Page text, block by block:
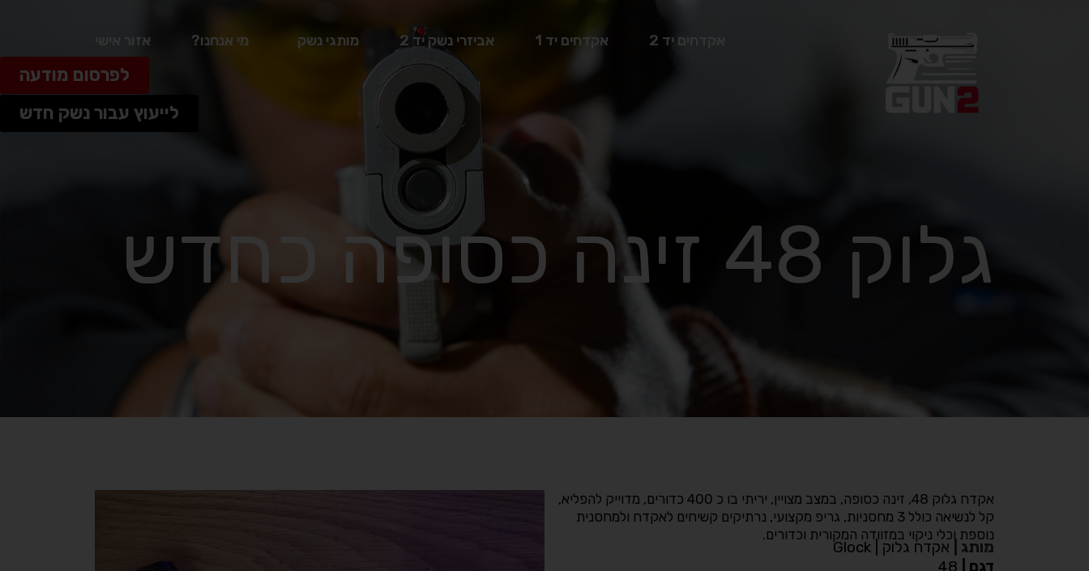
אקדחים יד 2 אקדחים יד 1 אביזרי נשק יד 2 מותגי נשק מי אנחנו? אזור אישי
לפרסום מודעה
לייעוץ עבור נשק חדש
גלוק 48 זינה כסופה כחדש
אקדח גלוק 48, זינה כסופה, במצב מצויין, יריתי בו כ 400 כדורים, מדוייק להפליא,
קל לנשיאה כולל 3 מחסניות, גריפ מקצועי, נרתיקים קשיחים לאקדח ולמחסנית
נוספת וכלי ניקוי במזוודה המקורית וכדורים.
מותג
אקדח גלוק | Glock
דגם